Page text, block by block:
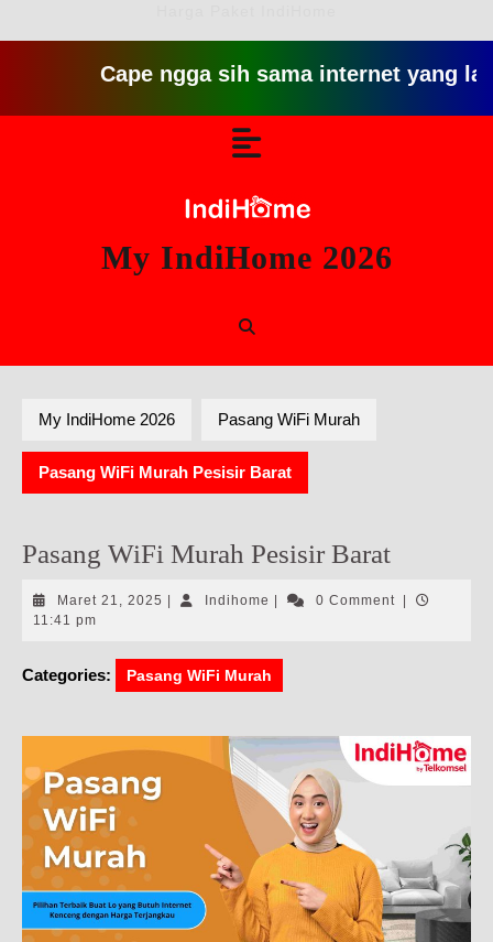
Cape ngga sih sama internet yang
My IndiHome 2026
My IndiHome 2026 Pasang WiFi Murah
Pasang WiFi Murah Pesisir Barat
Pasang WiFi Murah Pesisir Barat
Maret 21, 2025 Maret
Indihome Indihome0 Comment
11:41 pm
Categories: Pasang WiFi Murah